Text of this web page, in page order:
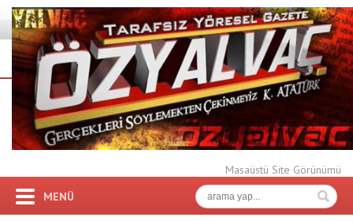
Masaüstü Site Görünümü
MENÜ